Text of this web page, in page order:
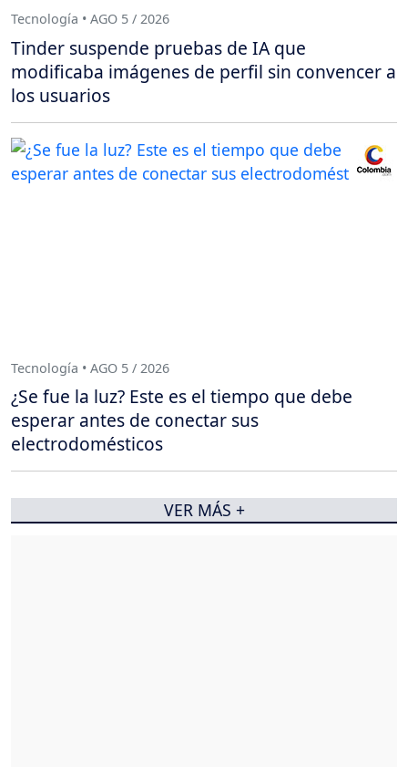
Tecnología • AGO 5 / 2026
Tinder suspende pruebas de IA que
modificaba imágenes de perfil sin convencer a
los usuarios
Tecnología • AGO 5 / 2026
¿Se fue la luz? Este es el tiempo que debe
esperar antes de conectar sus
electrodomésticos
VER MÁS +